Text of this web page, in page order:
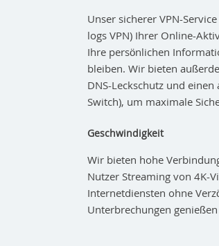
Unser sicherer VPN-
logs VPN) Ihrer Online-
Ihre persönlichen
bleiben. Wir bieten
DNS-Leckschutz und
Switch), um maximale
Geschwindigkeit
Wir bieten hohe
Nutzer Streaming von 4K-
Internetdiensten ohne
Unterbrechungen